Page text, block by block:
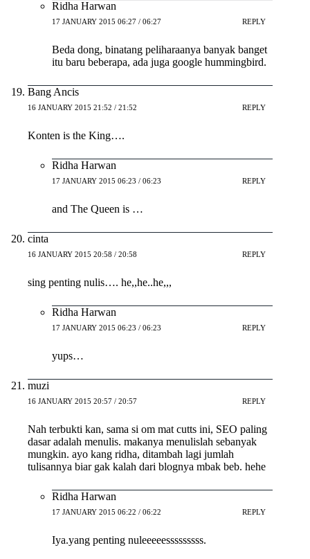
Ridha Harwan
17 JANUARY 2015 06:27 / 06:27 REPLY
Beda dong, binatang peliharaanya banyak banget
itu baru beberapa, ada juga google hummingbird.
Bang Ancis
16 JANUARY 2015 21:52 / 21:52 REPLY
Konten is the King….
Ridha Harwan
17 JANUARY 2015 06:23 / 06:23 REPLY
and The Queen is …
cinta
16 JANUARY 2015 20:58 / 20:58 REPLY
sing penting nulis…. he,,he..he,,,
Ridha Harwan
17 JANUARY 2015 06:23 / 06:23 REPLY
yups…
muzi
16 JANUARY 2015 20:57 / 20:57 REPLY
Nah terbukti kan, sama si om mat cutts ini, SEO paling
dasar adalah menulis. makanya menulislah sebanyak
mungkin. ayo kang ridha, ditambah lagi jumlah
tulisannya biar gak kalah dari blognya mbak beb. hehe
Ridha Harwan
17 JANUARY 2015 06:22 / 06:22 REPLY
Iya.yang penting nuleeeeesssssssss.